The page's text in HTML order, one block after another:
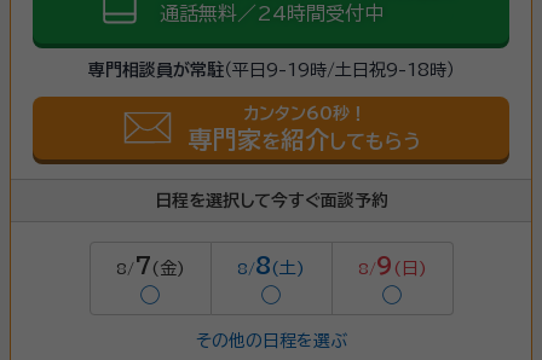
通話無料／24時間受付中
専門相談員が常駐（平日9-19時/土日祝9-18時）
カンタン60秒！
専門家を紹介 してもらう
日程を選択して今すぐ面談予約
8/7 (金)
◯
8/8(土)
◯
8/9 (日)
◯
その他の日程を選ぶ